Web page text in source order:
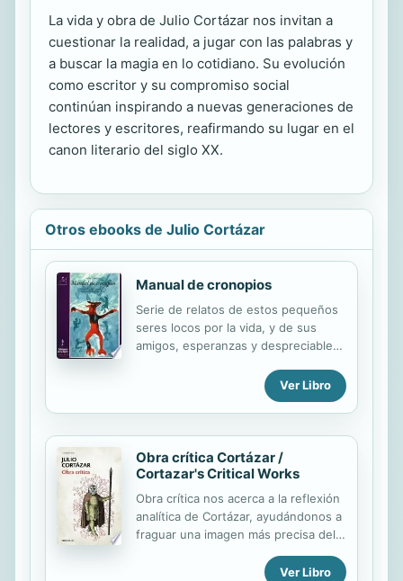
La vida y obra de Julio Cortázar nos invitan a
cuestionar la realidad, a jugar con las palabras y
a buscar la magia en lo cotidiano. Su evolución
como escritor y su compromiso social
continúan inspirando a nuevas generaciones de
lectores y escritores, reafirmando su lugar en el
canon literario del siglo XX.
Otros ebooks de Julio Cortázar
Manual de cronopios
Serie de relatos de estos pequeños
seres locos por la vida, y de sus
amigos, esperanzas y despreciables
progresivamente más complejos que
nos descubren el poder de
seducción de la literatura y de
Cortázar.
Ver Libro
Obra crítica Cortázar /
Cortazar's Critical Works
Obra crítica nos acerca a la reflexión
analítica de Cortázar, ayudándonos a
fraguar una imagen más precisa del
pensamiento. Julio Cortázar no solo
Ver Libro